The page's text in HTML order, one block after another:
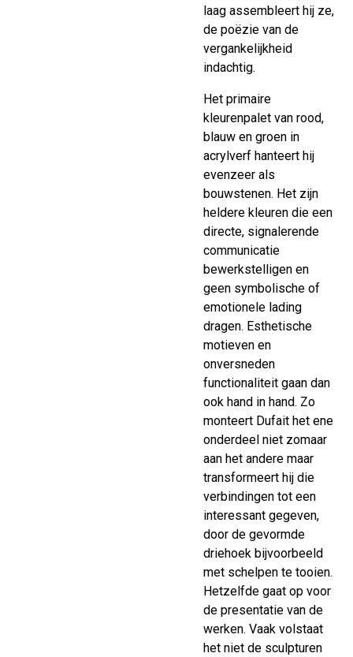
laag assembleert hij ze,
de poëzie van de
vergankelijkheid
indachtig.
Het primaire
kleurenpalet van rood,
blauw en groen in
acrylverf hanteert hij
evenzeer als
bouwstenen. Het zijn
heldere kleuren die een
directe, signalerende
communicatie
bewerkstelligen en
geen symbolische of
emotionele lading
dragen. Esthetische
motieven en
onversneden
functionaliteit gaan dan
ook hand in hand. Zo
monteert Dufait het ene
onderdeel niet zomaar
aan het andere maar
transformeert hij die
verbindingen tot een
interessant gegeven,
door de gevormde
driehoek bijvoorbeeld
met schelpen te tooien.
Hetzelfde gaat op voor
de presentatie van de
werken. Vaak volstaat
het niet de sculpturen